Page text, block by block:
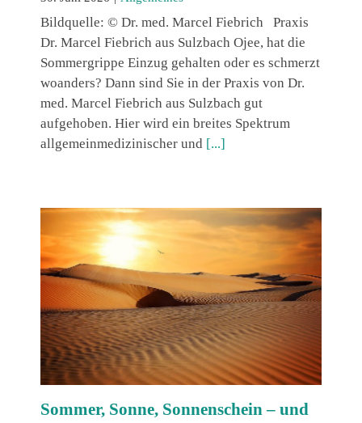
Bildquelle: © Dr. med. Marcel Fiebrich Praxis
Dr. Marcel Fiebrich aus Sulzbach Ojee, hat die
Sommergrippe Einzug gehalten oder es schmerzt
woanders? Dann sind Sie in der Praxis von Dr.
med. Marcel Fiebrich aus Sulzbach gut
aufgehoben. Hier wird ein breites Spektrum
allgemeinmedizinischer und [...]
Sommer, Sonne, Sonnenschein – und